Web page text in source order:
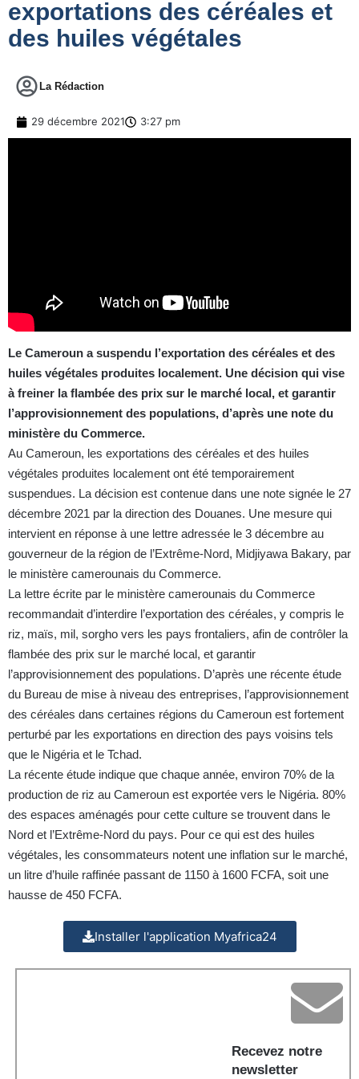
exportations des céréales et
des huiles végétales
La Rédaction
29 décembre 2021 3:27 pm
Le Cameroun a suspendu l’exportation des céréales et des
huiles végétales produites localement. Une décision qui vise
à freiner la flambée des prix sur le marché local, et garantir
l’approvisionnement des populations, d’après une note du
ministère du Commerce.
Au Cameroun, les exportations des céréales et des huiles
végétales produites localement ont été temporairement
suspendues. La décision est contenue dans une note signée le 27
décembre 2021 par la direction des Douanes. Une mesure qui
intervient en réponse à une lettre adressée le 3 décembre au
gouverneur de la région de l’Extrême-Nord, Midjiyawa Bakary, par
le ministère camerounais du Commerce.
La lettre écrite par le ministère camerounais du Commerce
recommandait d’interdire l’exportation des céréales, y compris le
riz, maïs, mil, sorgho vers les pays frontaliers, afin de contrôler la
flambée des prix sur le marché local, et garantir
l’approvisionnement des populations. D’après une récente étude
du Bureau de mise à niveau des entreprises, l’approvisionnement
des céréales dans certaines régions du Cameroun est fortement
perturbé par les exportations en direction des pays voisins tels
que le Nigéria et le Tchad.
La récente étude indique que chaque année, environ 70% de la
production de riz au Cameroun est exportée vers le Nigéria. 80%
des espaces aménagés pour cette culture se trouvent dans le
Nord et l’Extrême-Nord du pays. Pour ce qui est des huiles
végétales, les consommateurs notent une inflation sur le marché,
un litre d’huile raffinée passant de 1150 à 1600 FCFA, soit une
hausse de 450 FCFA.
Installer l'application Myafrica24
Recevez notre
newsletter